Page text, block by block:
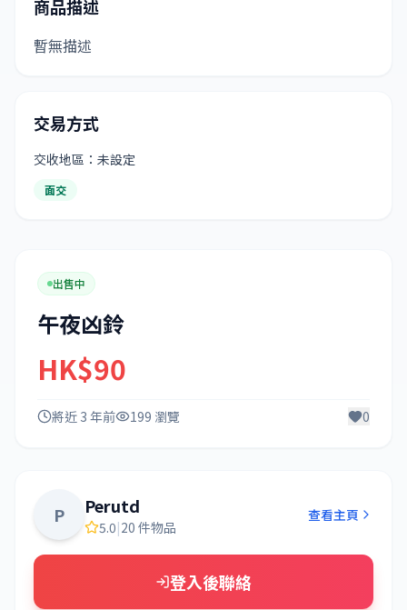
商品描述
暫無描述
交易方式
交收地區：未設定
面交
出售中
午夜凶鈴
HK$90
將近 3 年前 199 瀏覽 0
P Perutd
5.0|20 件物品
查看主頁
登入後聯絡